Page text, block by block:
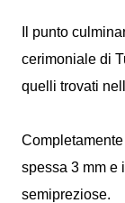
Il punto
cerimoniale di
quelli trovati
spessa 3 mm e
semipreziose.